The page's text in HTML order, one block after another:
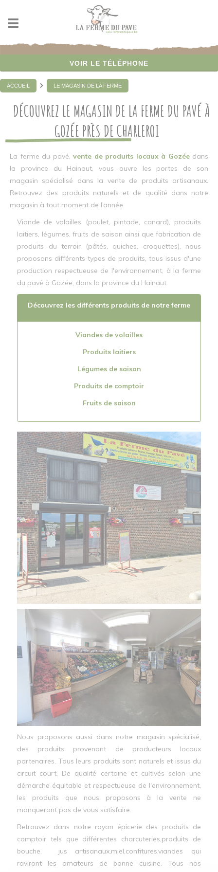
VOIR LE TÉLÉPHONE
ACCUEIL LE MAGASIN DE LA FERME
DÉCOUVREZ LE MAGASIN DE LA FERME DU PAVÉ À
GOZÉE PRÈS DE CHARLEROI
La ferme du pavé, vente de produits locaux à Gozéedans
la province du Hainaut, vous ouvre les portes de son
magasin spécialisé dans la vente de produits artisanaux.
Retrouvez des produits naturels et de qualité dans notre
magasin à tout moment de l’année.
Viande de volailles (poulet, pintade, canard), produits
laitiers, légumes, fruits de saison ainsi que fabrication de
produits du terroir (pâtés, quiches, croquettes), nous
proposons différents types de produits, tous issus d'une
production respectueuse de l'environnement, à la ferme
du pavé à Gozée, dans la province du Hainaut.
Découvrez les différents produits de notre ferme
Viandes de volailles
Produits laitiers
Légumes de saison
Produits de comptoir
Fruits de saison
Nous proposons aussi dans notre magasin spécialisé,
des produits provenant de producteurs locaux
partenaires. Tous leurs produits sont naturels et issus du
circuit court. De qualité certaine et cultivés selon une
démarche équitable et respectueuse de l'environnement,
les produits que nous proposons à la vente ne
manqueront pas de vous satisfaire.
Retrouvez dans notre rayon épicerie des produits de
comptoir tels que différentes charcuteries,produits de
bouche, jus artisanaux,miel,confitures,viandes qui
raviront les amateurs de bonne cuisine. Tous nos
Panneau de gestion des cookies